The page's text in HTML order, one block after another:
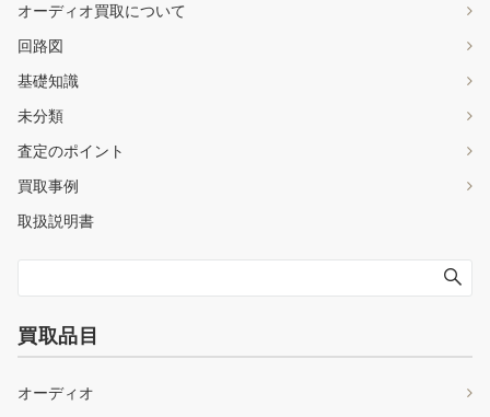
オーディオ買取について
回路図
基礎知識
未分類
査定のポイント
買取事例
取扱説明書
買取品目
オーディオ